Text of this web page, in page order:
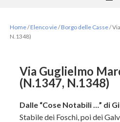
Home/Elenco vie/Borgo delle Casse/
N.1348)
Via Guglielmo
(N.1347, N.1348)
Dalle “Cose Notabili …” di
Stabile dei Foschi, poi dei